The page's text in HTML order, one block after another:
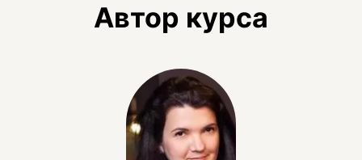
Автор курса